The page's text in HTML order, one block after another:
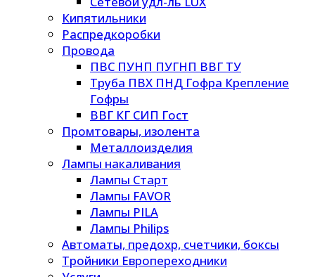
Кипятильники
Распредкоробки
Провода
ПВС ПУНП ПУГНП ВВГ ТУ
Труба ПВХ ПНД Гофра Крепление
Гофры
ВВГ КГ СИП Гост
Промтовары, изолента
Металлоизделия
Лампы накаливания
Лампы Старт
Лампы FAVOR
Лампы PILA
Лампы Philips
Автоматы, предохр, счетчики, боксы
Тройники Европереходники